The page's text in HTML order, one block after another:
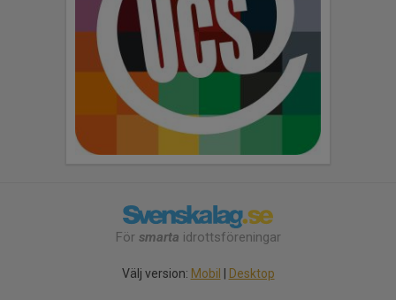
För smarta idrottsföreningar
Välj version: Mobil Desktop